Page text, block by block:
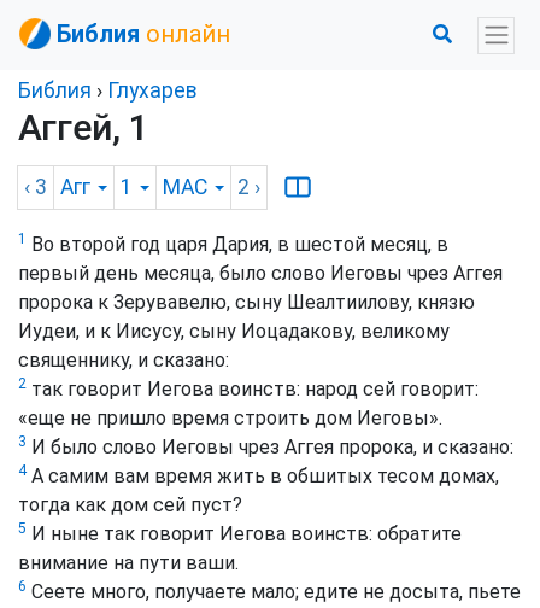
Библия онлайн
Библия › Глухарев
Аггей, 1
‹ 3 Агг 1 MAC 2 ›
1
Во второй год царя Дария, в шестой месяц, в
первый день месяца, было слово Иеговы чрез Аггея
пророка к Зерувавелю, сыну Шеалтиилову, князю
Иудеи, и к Иисусу, сыну Иоцадакову, великому
священнику, и сказано:
2 так говорит Иегова воинств: народ сей говорит:
«еще не пришло время строить дом Иеговы».
3 И было слово Иеговы чрез Аггея пророка, и сказано:
4А самим вам время жить в обшитых тесом домах,
тогда как дом сей пуст?
5 И ныне так говорит Иегова воинств: обратите
внимание на пути ваши.
6 Сеете много, получаете мало; едите не досыта, пьете